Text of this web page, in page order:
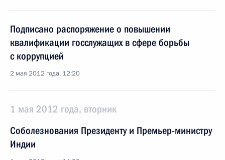
Подписано распоряжение о повышении
квалификации госслужащих в сфере борьбы
с коррупцией
2 мая 2012 года, 12:20
1 мая 2012 года, вторник
Соболезнования Президенту и Премьер-министру
Индии